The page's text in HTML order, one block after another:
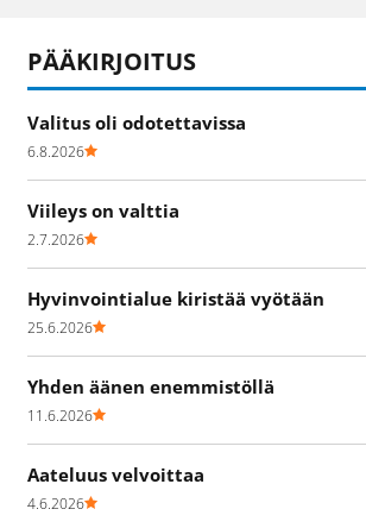
PÄÄKIRJOITUS
Valitus oli odotettavissa
6.8.2026
Viileys on valttia
2.7.2026
Hyvinvointialue kiristää vyötään
25.6.2026
Yhden äänen enemmistöllä
11.6.2026
Aateluus velvoittaa
4.6.2026